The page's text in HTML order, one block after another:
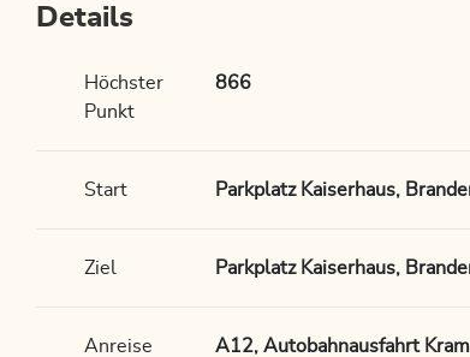
Details
Höchster
Punkt
866
Start Parkplatz Kaiserhaus,
Ziel Parkplatz Kaiserhaus,
Anreise
A12, Autobahnausfahrt